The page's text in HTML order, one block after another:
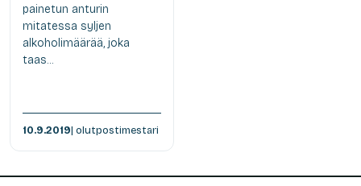
painetun anturin
mitatessa syljen
alkoholimäärää, joka
taas...
10.9.2019| olutpostimestari